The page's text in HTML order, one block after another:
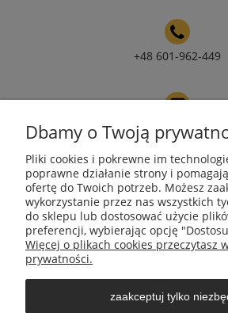
+48 601-962-449
NIP 9671272351
REGON 385490218
Płatności i
Dbamy o Twoją
Pliki cookies i pokrewne im
poprawne działanie strony i
ofertę do Twoich potrzeb. Możesz
wykorzystanie przez nas wszystkich
do sklepu lub dostosować użycie
preferencji, wybierając opcję
Więcej o plikach cookies przeczytasz
prywatności.
zaakceptuj tylko